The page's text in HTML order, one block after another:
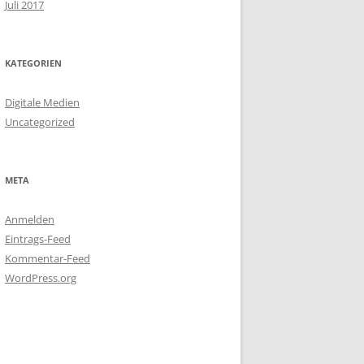
Juli 2017
KATEGORIEN
Digitale Medien
Uncategorized
META
Anmelden
Eintrags-Feed
Kommentar-Feed
WordPress.org